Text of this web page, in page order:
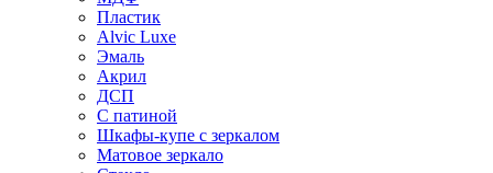
Пластик
Alvic Luxe
Эмаль
Акрил
ДСП
С патиной
Шкафы-купе с зеркалом
Матовое зеркало